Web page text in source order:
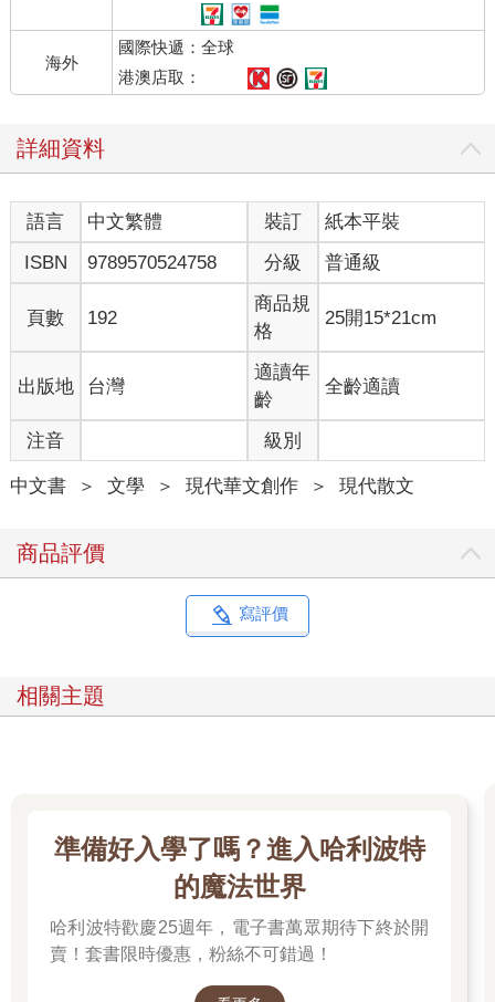
海外
國際快遞：全球
港澳店取：
詳細資料
語言 中文繁體 裝訂
紙本平裝
ISBN
9789570524758 分級 普通級
頁數 192
商品規
格
25開15*21cm
出版地 台灣
適讀年
齡
全齡適讀
注音 級別
中文書 ＞ 文學 ＞ 現代華文創作 ＞ 現代散文
商品評價
寫評價
相關主題
準備好入學了嗎？進入哈利波特
的魔法世界
哈利波特歡慶25週年，電子書萬眾期待下終於開
賣！套書限時優惠，粉絲不可錯過！